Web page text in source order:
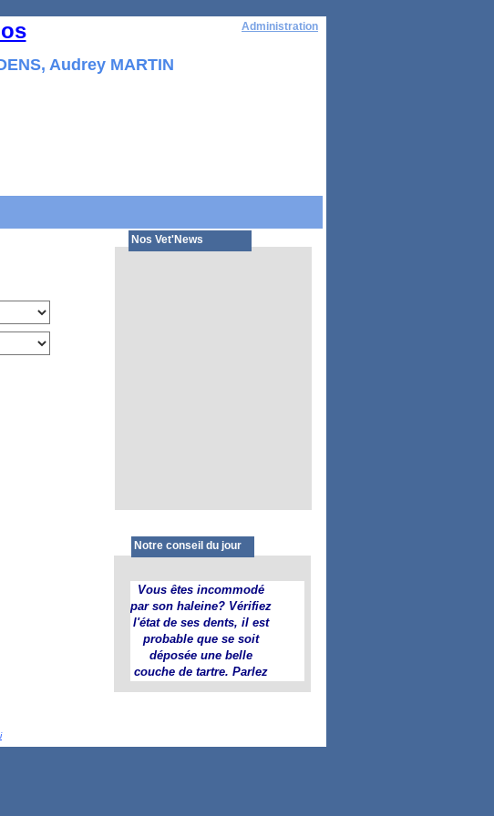
Audrey MARTIN
Administration
Nos Vet'News
Vous êtes incommodé
par son haleine? Vérifiez
l'état de ses dents, il est
probable que se soit
déposée une belle
couche de tartre. Parlez
Notre conseil du jour